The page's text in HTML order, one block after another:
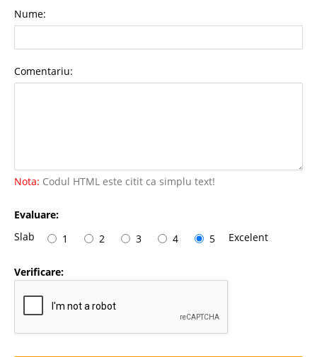
Nume:
Comentariu:
Nota: Codul HTML este citit ca simplu text!
Evaluare:
Slab
1 2 3 4 5 Excelent
Verificare: